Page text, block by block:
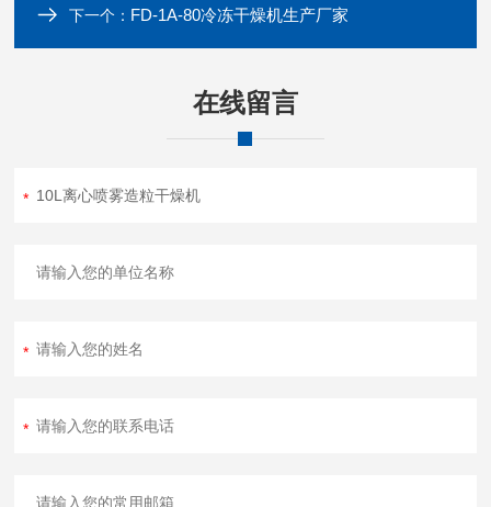
下一个： FD-1A-80冷冻干燥机生产厂家
在线留言